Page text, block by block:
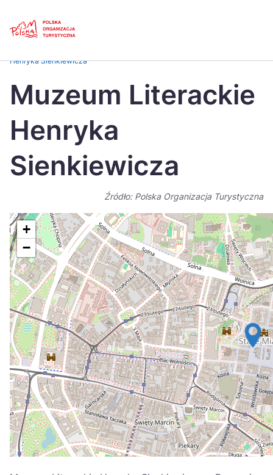
Česká 中国
Dansk
Italiano
日本
Português
Suomi
Україна
Zamknij
Henryka Sienkiewicza
Muzeum Literackie
Henryka
Sienkiewicza
Źródło: Polska Organizacja Turystyczna
+
−